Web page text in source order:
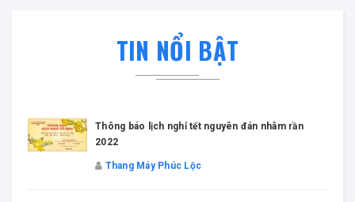
TIN NỔI BẬT
Thông báo lịch nghỉ tết âm lịch 2021